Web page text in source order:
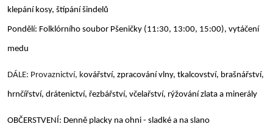
klepání kosy, štípání šindelů
Pondělí: Folklórního soubor Pšeničky (11:30, 13:00, 15:00), vytáčení
medu
DÁLE: Provaznictví, kovářství, zpracování vlny, tkalcovství, brašnářství,
hrnčířství, drátenictví, řezbářství, včelařství, rýžování zlata a minerály
OBČERSTVENÍ: Denně placky na ohni - sladké a na slano